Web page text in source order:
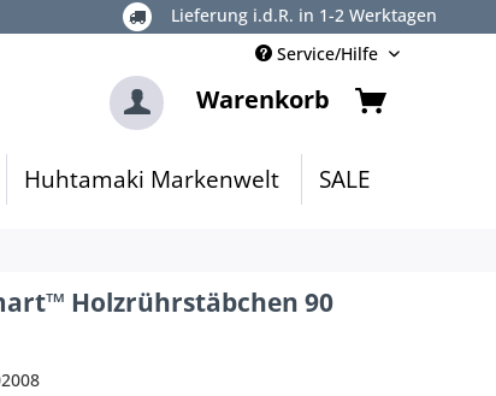
Lieferung i.d.R. in 1-2 Werktagen
Service/Hilfe
Warenkorb
Huhtamaki Markenwelt SALE
Holzrührstäbchen 90